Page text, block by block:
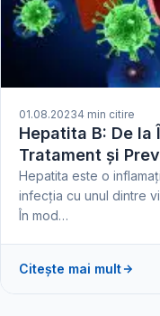
01.08.20234 min citire
Hepatita B: De
Tratament și
Hepatita este o
infecția cu unul dintre
În mod…
Citește mai mult